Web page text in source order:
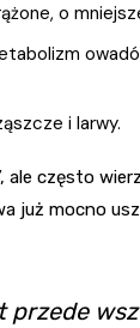
o
i larwy.
często
już mocno
przede